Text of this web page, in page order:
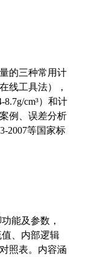
的三种常用计
线工具法），
cm³）和计
例、误差分析
2007等国家标
能及参数，
、内部逻辑
照表。内容涵